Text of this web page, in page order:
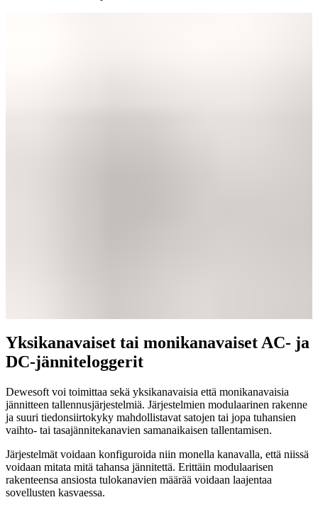
Yksikanavaiset tai monikanavaiset AC- ja
DC-jänniteloggerit
Dewesoft voi toimittaa sekä yksikanavaisia että monikanavaisia
jännitteen tallennusjärjestelmiä. Järjestelmien modulaarinen rakenne
ja suuri tiedonsiirtokyky mahdollistavat satojen tai jopa tuhansien
vaihto- tai tasajännitekanavien samanaikaisen tallentamisen.
Järjestelmät voidaan konfiguroida niin monella kanavalla, että niissä
voidaan mitata mitä tahansa jännitettä. Erittäin modulaarisen
rakenteensa ansiosta tulokanavien määrää voidaan laajentaa
sovellusten kasvaessa.